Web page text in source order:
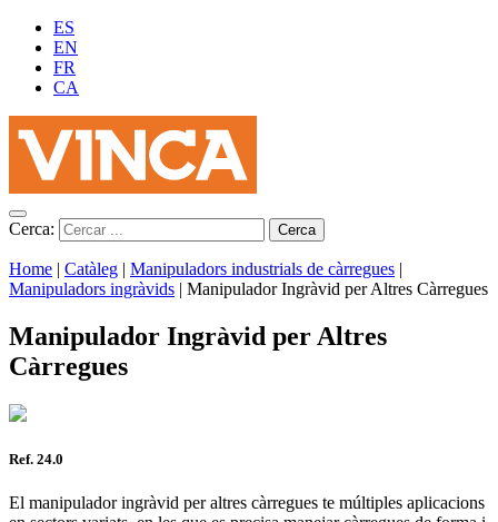
ES
EN
FR
CA
Cerca:
Home | Catàleg | Manipuladors industrials de càrregues |
Manipuladors ingràvids | Manipulador Ingràvid per Altres Càrregues
Manipulador Ingràvid per Altres
Càrregues
Ref. 24.0
El manipulador ingràvid per altres càrregues te múltiples aplicacions